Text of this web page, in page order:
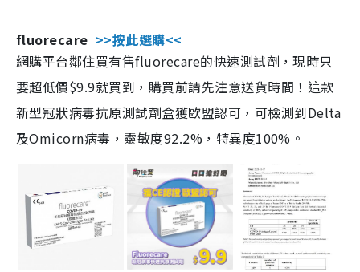
fluorecare >>按此選購<<
網購平台鄰住買有售fluorecare的快速測試劑，現時只
要超低價$9.9就買到，購買前請先注意送貨時間！這款
新型冠狀病毒抗原測試劑盒獲歐盟認可，可檢測到Delta
及Omicorn病毒，靈敏度92.2%，特異度100%。